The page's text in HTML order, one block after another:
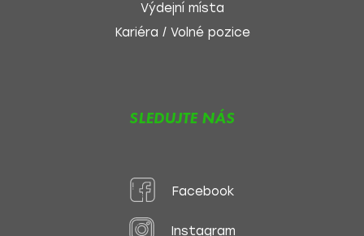
Výdejní místa
Kariéra / Volné pozice
SLEDUJTE NÁS
Facebook
Instagram